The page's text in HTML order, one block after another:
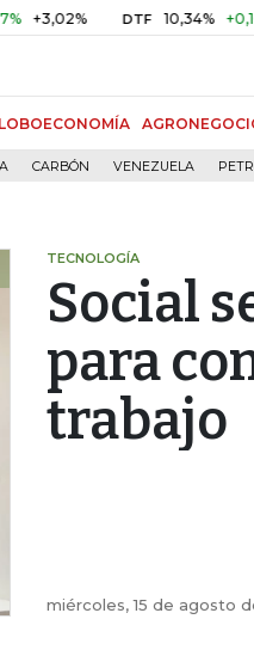
DTF 10,34% +0,10%
CARBÓN VENEZUELA
TECNOLOGÍA
Social
para
trabajo
miércoles, 15 de agosto